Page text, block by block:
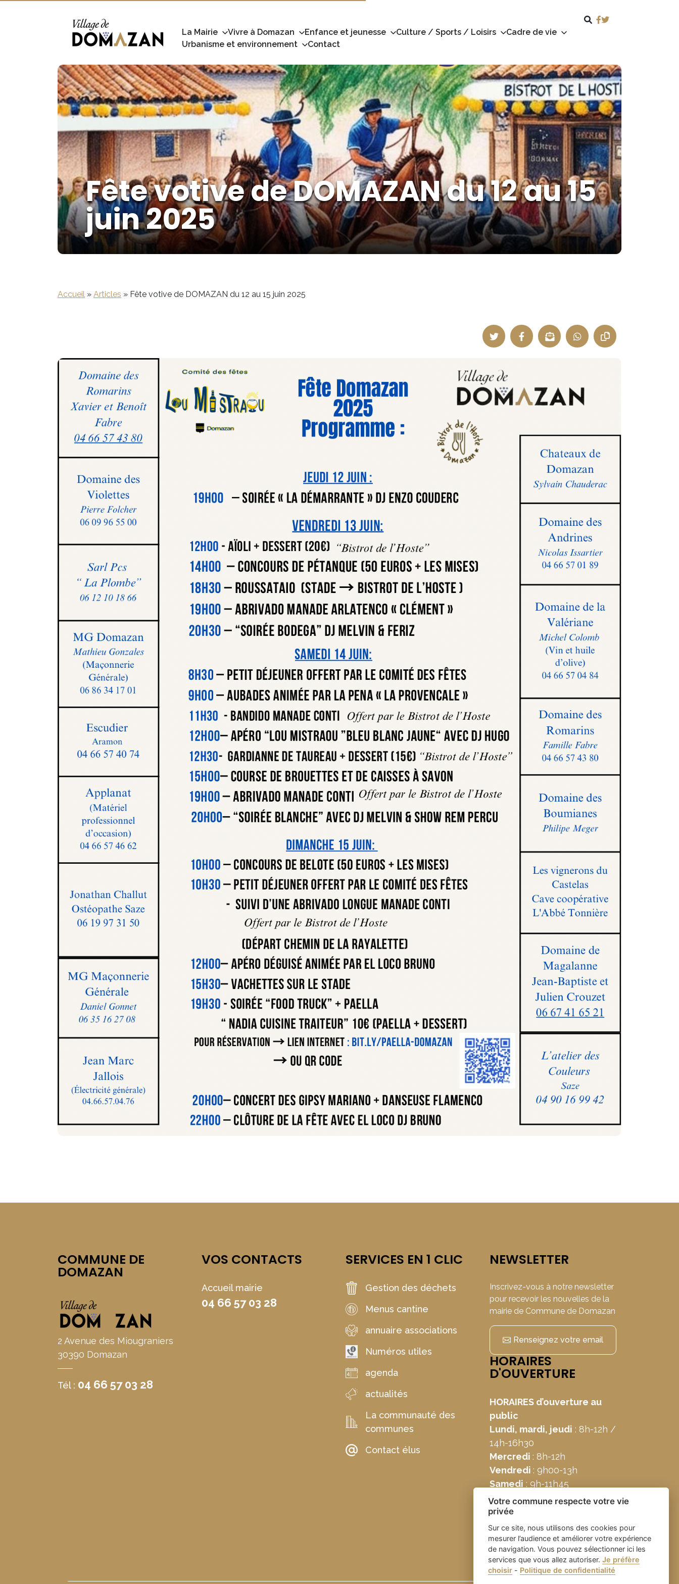
La Mairie Vivre à Domazan Enfance et jeunesse Culture / Sports / Loisirs
Cadre de vie
Urbanisme et environnement
Contact
Fête votive de DOMAZAN du 12 au 15
juin 2025
Accueil » Articles » Fête votive de DOMAZAN du 12 au 15 juin 2025
COMMUNE DE
DOMAZAN
2 Avenue des Miougraniers
30390 Domazan
Tél : 04 66 57 03 28
VOS CONTACTS
Accueil mairie
04 66 57 03 28
SERVICES EN 1 CLIC
Gestion des déchets
Menus cantine
annuaire associations
Numéros utiles
agenda
actualités
La communauté des
communes
Contact élus
NEWSLETTER
Inscrivez-vous à notre newsletter
pour recevoir les nouvelles de la
mairie de Commune de Domazan
Renseignez votre email
HORAIRES
D'OUVERTURE
HORAIRES d’ouverture au
public
Lundi, mardi, jeudi : 8h-12h /
14h-16h30
Mercredi : 8h-12h
Vendredi : 9h00-13h
Samedi : 9h-11h45
Votre commune respecte votre vie
privée
Sur ce site, nous utilisons des cookies pour
mesurer l’audience et améliorer votre expérience
de navigation. Vous pouvez sélectionner ici les
services que vous allez autoriser. Je préfère
choisir- Politique de confidentialité